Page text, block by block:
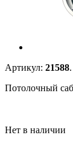
Артикул: 21588.
Потолочный
Нет в наличии